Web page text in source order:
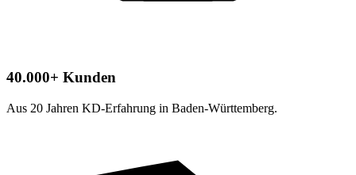
40.000+ Kunden
Aus 20 Jahren KD-Erfahrung in Baden-Württemberg.